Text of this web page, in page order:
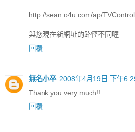
http://sean.o4u.com/ap/
與您現在新網址的路徑不同喔
回覆
無名小卒 2008年4月19日 下午
Thank you very much!!
回覆